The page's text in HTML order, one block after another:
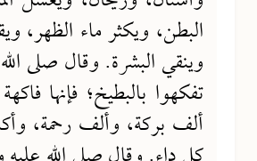
البطن، ويكثر ماء الظهر،
وينقي البشرة. وقال صلى
تفكهوا بالبطيخ؛ فإنها
ألف بركة، وألف رحمة،